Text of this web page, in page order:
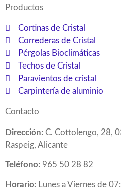
Productos
Cortinas de Cristal
Correderas de Cristal
Pérgolas Bioclimáticas
Techos de Cristal
Paravientos de cristal
Carpintería de aluminio
Contacto
Dirección: C. Cottolengo, 28,
Raspeig, Alicante
Teléfono: 965 50 28 82
Horario: Lunes a Viernes de